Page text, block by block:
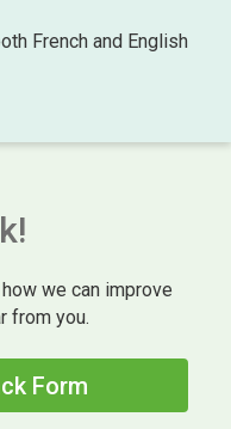
French and English
we can improve
from you.
Form